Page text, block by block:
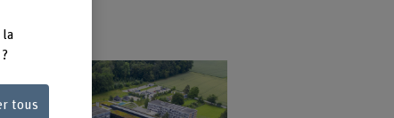
la
tous